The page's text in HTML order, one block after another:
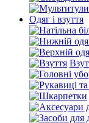
Одяг і взуття